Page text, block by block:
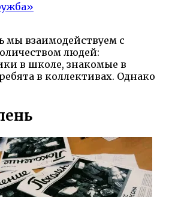
мы взаимодействуем с
людей:
в школе, знакомые в
в коллективах. Однако